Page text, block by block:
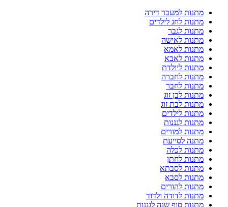
מתנות למעבר דירה
מתנות לחג לילדים
מתנות לגבר
מתנות לאישה
מתנות לאמא
מתנות לאבא
מתנות ליולדת
מתנות לחברה
מתנות לחבר
מתנות לבן זוג
מתנות לבת זוג
מתנות לילדים
מתנות לגננות
מתנות למורים
מתנה לסייעת
מתנות לכלה
מתנות לחתן
מתנות לסבתא
מתנות לסבא
מתנות להורים
מתנות לדודה ולדוד
מתנות סוף שנה לגננות